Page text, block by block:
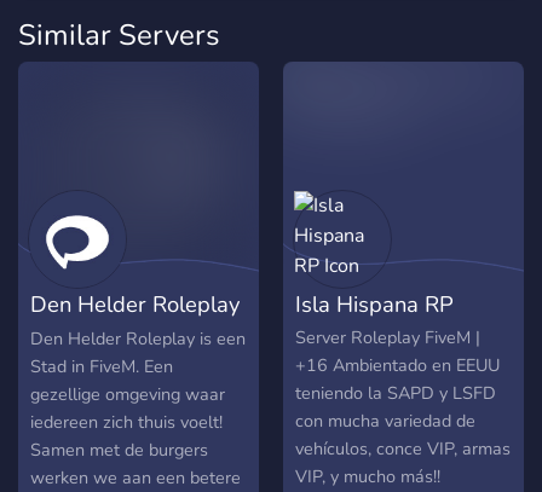
Similar Servers
Den Helder Roleplay
(FiveM)
Den Helder Roleplay is een
Stad in FiveM. Een
gezellige omgeving waar
iedereen zich thuis voelt!
Samen met de burgers
werken we aan een betere
Isla Hispana RP
Server Roleplay FiveM |
+16 Ambientado en EEUU
teniendo la SAPD y LSFD
con mucha variedad de
vehículos, conce VIP, armas
VIP, y mucho más!!